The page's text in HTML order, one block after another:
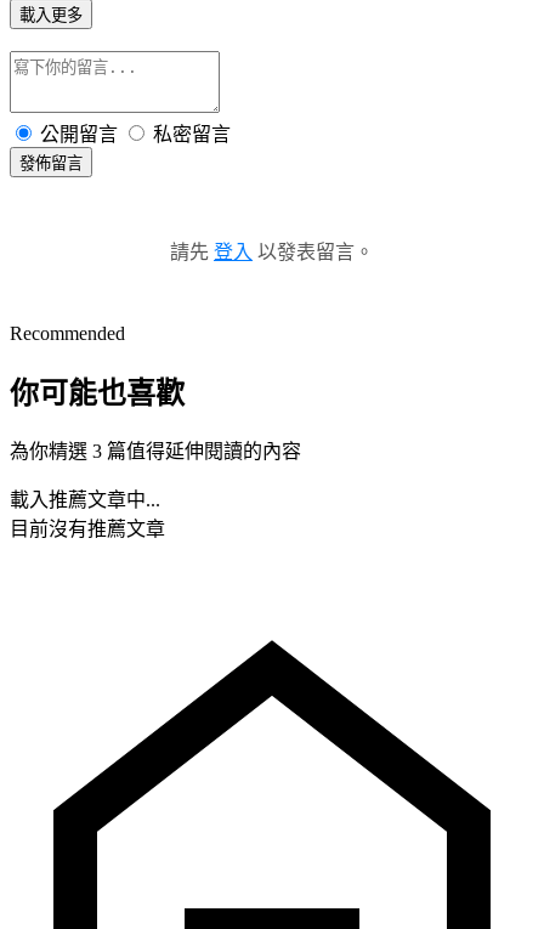
載入更多
公開留言 私密留言
發佈留言
請先 登入 以發表留言。
Recommended
你可能也喜歡
為你精選 3 篇值得延伸閱讀的內容
載入推薦文章中...
目前沒有推薦文章